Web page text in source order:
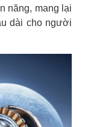
năng, mang lại
dài cho người